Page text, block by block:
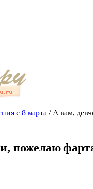
с 8 марта / А вам,
пожелаю